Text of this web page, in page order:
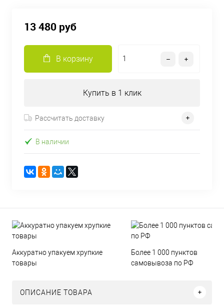
13 480 руб
В корзину
Купить в 1 клик
Рассчитать доставку
В наличии
Аккуратно упакуем хрупкие
товары
Более 1 000 пунктов
самовывоза по РФ
ОПИСАНИЕ ТОВАРА